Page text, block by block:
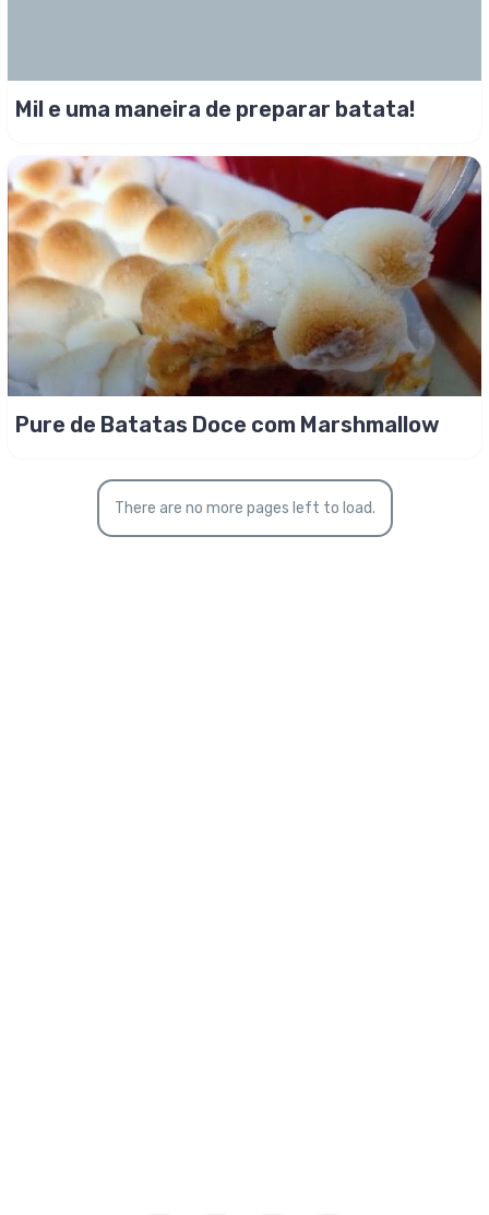
Mil e uma maneira de preparar batata!
Pure de Batatas Doce com Marshmallow
There are no more pages left to load.